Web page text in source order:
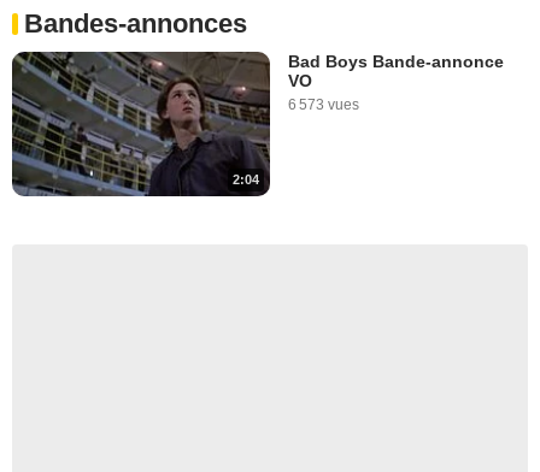
Bandes-annonces
2:04
Bad Boys Bande-annonce
VO
6 573 vues